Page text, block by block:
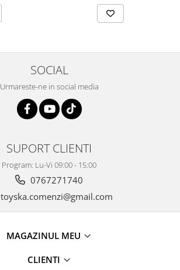
SOCIAL
Urmareste-ne in social media
SUPORT CLIENTI
Program: Lu-Vi 09:00 - 15:00
0767271740
toyska.comenzi@gmail.com
MAGAZINUL MEU
CLIENTI